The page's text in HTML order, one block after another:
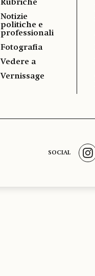
Rubriche
Notizie
politiche e
professionali
Fotografia
Vedere a
Vernissage
SOCIAL